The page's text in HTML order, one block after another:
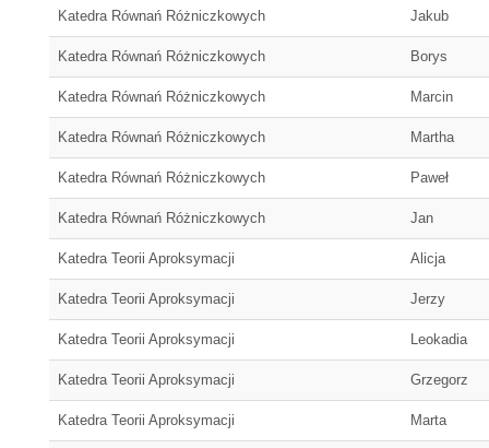
Katedra Równań Różniczkowych Jakub
Katedra Równań Różniczkowych Borys
Katedra Równań Różniczkowych Marcin
Katedra Równań Różniczkowych Martha
Katedra Równań Różniczkowych Paweł
Katedra Równań Różniczkowych Jan
Katedra Teorii Aproksymacji Alicja
Katedra Teorii Aproksymacji Jerzy
Katedra Teorii Aproksymacji Leokadia
Katedra Teorii Aproksymacji Grzegorz
Katedra Teorii Aproksymacji Marta